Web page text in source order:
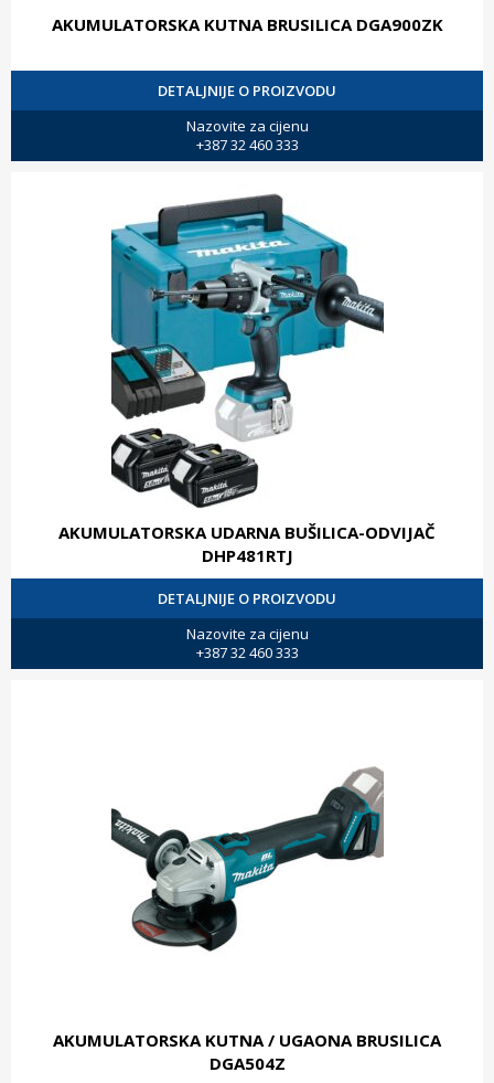
AKUMULATORSKA KUTNA BRUSILICA DGA900ZK
DETALJNIJE O PROIZVODU
Nazovite za cijenu
+387 32 460 333
AKUMULATORSKA UDARNA BUŠILICA-ODVIJAČ
DHP481RTJ
DETALJNIJE O PROIZVODU
Nazovite za cijenu
+387 32 460 333
AKUMULATORSKA KUTNA / UGAONA BRUSILICA
DGA504Z